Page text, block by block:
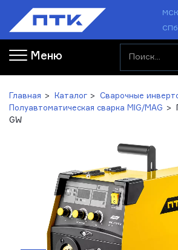
МСК
СПб
Меню
Главная Каталог
Сварочные
Полуавтоматическая сварка MIG/MAG
GW